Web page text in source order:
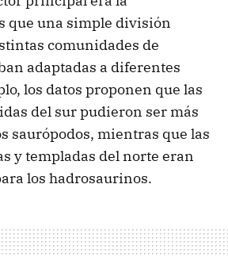
que una simple división
comunidades de
adaptadas a diferentes
los datos proponen que las
del sur pudieron ser más
saurópodos, mientras que las
y templadas del norte eran
los hadrosaurinos.